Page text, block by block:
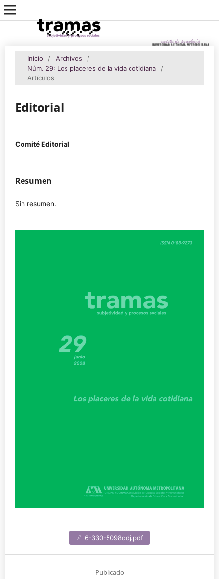
Inicio / Archivos
/
Núm. 29: Los placeres de la vida cotidiana
/
Artículos
Editorial
Comité Editorial
Resumen
Sin resumen.
6-330-5098odj.pdf
Publicado